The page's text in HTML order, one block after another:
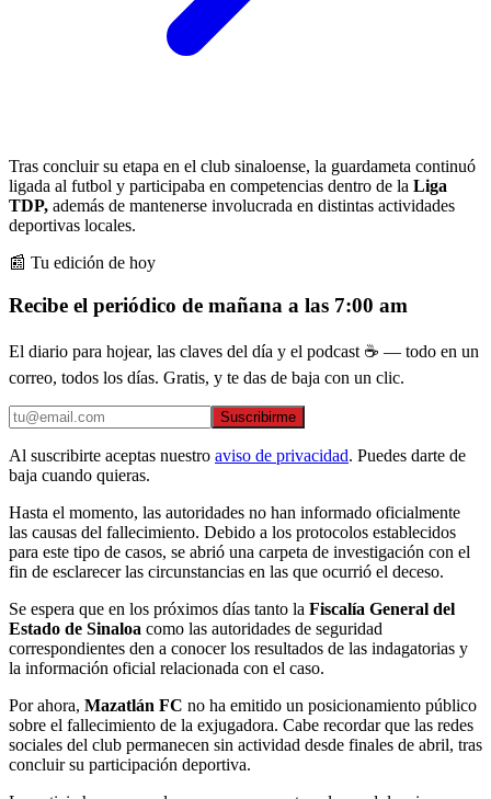
Tras concluir su etapa en el club sinaloense, la guardameta continuó
ligada al futbol y participaba en competencias dentro de la Liga
TDP, además de mantenerse involucrada en distintas actividades
deportivas locales.
📰 Tu edición de hoy
Recibe el periódico de mañana a las 7:00 am
El diario para hojear, las claves del día y el podcast ☕ — todo en un
correo, todos los días. Gratis, y te das de baja con un clic.
Suscribirme
Al suscribirte aceptas nuestro aviso de privacidad. Puedes darte de
baja cuando quieras.
Hasta el momento, las autoridades no han informado oficialmente
las causas del fallecimiento. Debido a los protocolos establecidos
para este tipo de casos, se abrió una carpeta de investigación con el
fin de esclarecer las circunstancias en las que ocurrió el deceso.
Se espera que en los próximos días tanto la Fiscalía General del
Estado de Sinaloa como las autoridades de seguridad
correspondientes den a conocer los resultados de las indagatorias y
la información oficial relacionada con el caso.
Por ahora, Mazatlán FC no ha emitido un posicionamiento público
sobre el fallecimiento de la exjugadora. Cabe recordar que las redes
sociales del club permanecen sin actividad desde finales de abril, tras
concluir su participación deportiva.